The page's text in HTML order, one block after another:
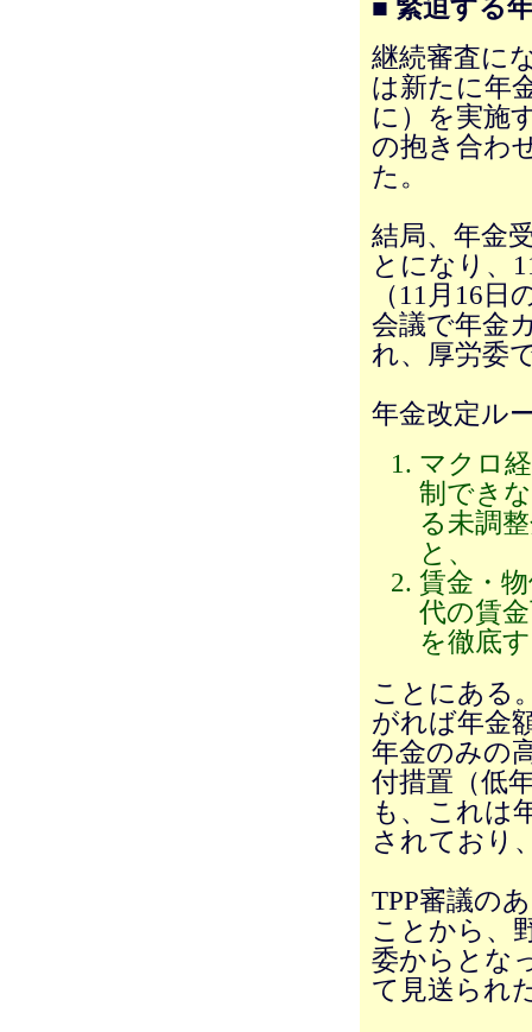
■ 緊迫する
継続審査に
は新たに年
に）を実施
の抱き合わ
た。
結局、年金
とになり、
（11月16
会議で年金
れ、厚労委
年金改定ル
マクロ
制でき
る未調
と、
賃金・
代の賃
を徹底
ことにある
がれば年金
年金のみの
付措置（低
も、これは
されており
TPP審議の
ことから、
委からとな
て見送られ